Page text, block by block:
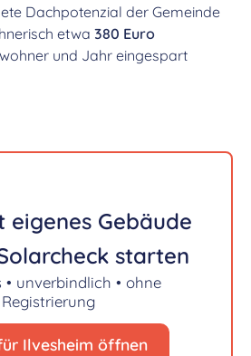
Dachpotenzial der Gemeinde
etwa 380 Euro
und Jahr eingespart
eigenes Gebäude
starten
• unverbindlich • ohne
Registrierung
Ilvesheim öffnen